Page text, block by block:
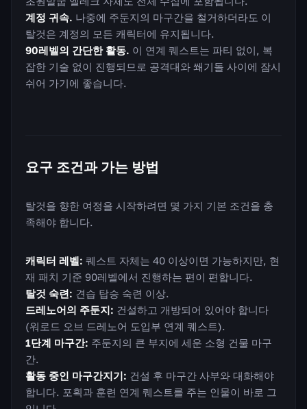
계정 귀속. 나중에 주둔지의 마구간을 철거하더라도 이
탈것은 계정의 모든 캐릭터에 유지됩니다.
90레벨의 간단한 활동. 이 연계 퀘스트는 파티 없이, 복
잡한 기술 없이 진행되므로 공격대와 쐐기돌 사이에 잠시
쉬어 가기에 좋습니다.
요구 조건과 가는 방법
탈것을 향한 여정을 시작하려면 몇 가지 기본 조건을 충
족해야 합니다.
캐릭터 레벨: 퀘스트 자체는 40 이상이면 가능하지만, 현
재 패치 기준 90레벨에서 진행하는 편이 편합니다.
탈것 숙련: 견습 탑승 숙련 이상.
드레노어의 주둔지: 건설하고 개방되어 있어야 합니다
(워로드 오브 드레노어 도입부 연계 퀘스트).
1단계 마구간: 주둔지의 큰 부지에 세운 소형 건물 마구
간.
활동 중인 마구간지기: 건설 후 마구간 사부와 대화해야
합니다. 포획과 훈련 연계 퀘스트를 주는 인물이 바로 그